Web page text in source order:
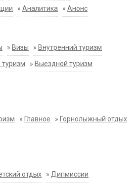
» Аналитика » Анонс
» Визы » Внутренний туризм
» Выездной туризм
» Главное » Горнолыжный отдых
отдых » Дипмиссии